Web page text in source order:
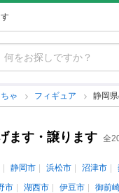
ゃ フィギュア 静岡
ます・譲ります 全
静岡市 浜松市 沼津市
市 湖西市 伊豆市 御前